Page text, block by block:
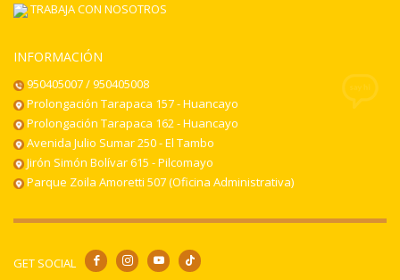
TRABAJA CON NOSOTROS
INFORMACIÓN
950405007 / 950405008
Prolongación Tarapaca 157 - Huancayo
Prolongación Tarapaca 162 - Huancayo
Avenida Julio Sumar 250 - El Tambo
Jirón Simón Bolívar 615 - Pilcomayo
Parque Zoila Amoretti 507 (Oficina Administrativa)
GET SOCIAL